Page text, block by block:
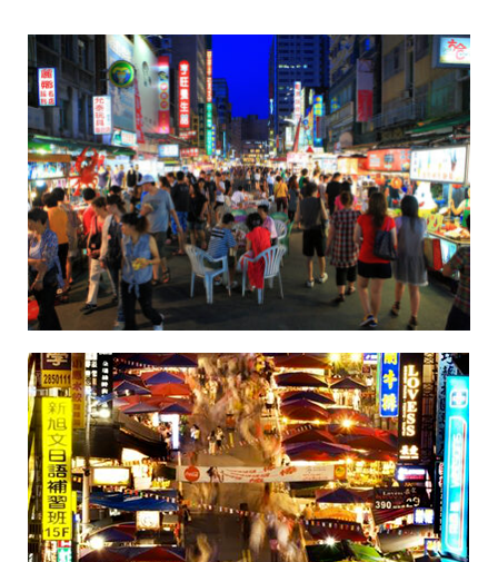
Wisata Kereta Api
Budaya & Warisan
Wisata Senior
Wisata Yang Dapat Diakses
Belanja
Pasar Malam
Bandara Internasional
Atraksi Kepulauan di Pesisir Pantai